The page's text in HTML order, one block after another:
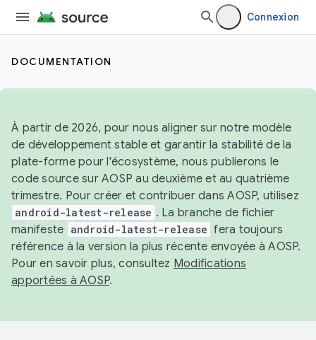
Connexion
DOCUMENTATION
À partir de 2026, pour nous aligner sur notre modèle
de développement stable et garantir la stabilité de la
plate-forme pour l'écosystème, nous publierons le
code source sur AOSP au deuxième et au quatrième
trimestre. Pour créer et contribuer dans AOSP, utilisez
android-latest-release . La branche de fichier
manifeste android-latest-release fera toujours
référence à la version la plus récente envoyée à AOSP.
Pour en savoir plus, consultez Modifications
apportées à AOSP.